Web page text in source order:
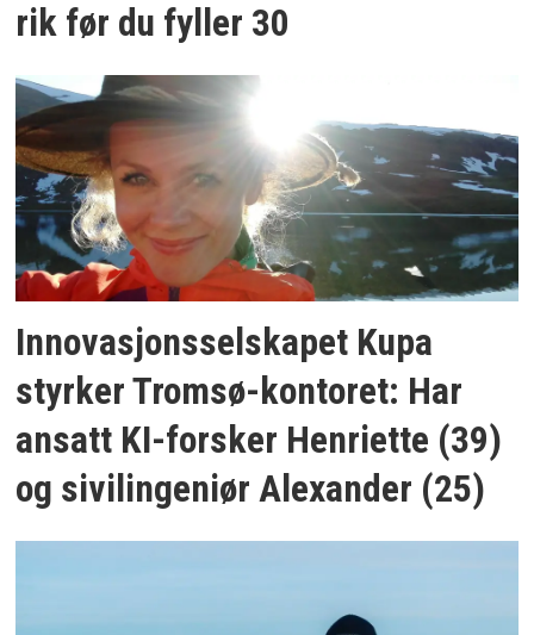
rik før du fyller 30
Innovasjonsselskapet Kupa
styrker Tromsø-kontoret: Har
ansatt KI-forsker Henriette (39)
og sivilingeniør Alexander (25)